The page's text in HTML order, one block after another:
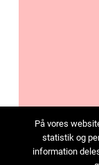
På vores
statistik og
information